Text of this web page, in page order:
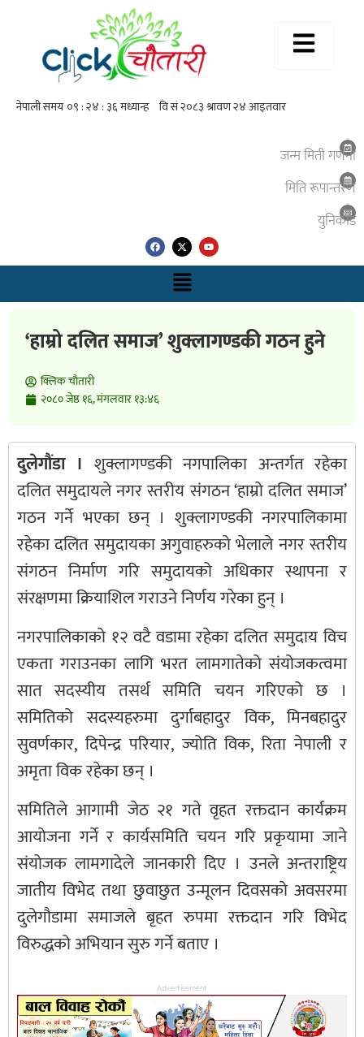
जन्म मिती गणना
मिति रूपान्तरण
युनिकाेड
‘हाम्रो दलित समाज’ शुक्लागण्डकी गठन हुने
क्लिक चाैतारी
२०८० जेष्ठ १६, मंगलवार १३:४६
दुलेगौंडा । शुक्लागण्डकी नगपालिका अन्तर्गत रहेका
दलित समुदायले नगर स्तरीय संगठन ‘हाम्रो दलित समाज’
गठन गर्ने भएका छन् । शुक्लागण्डकी नगरपालिकामा
रहेका दलित समुदायका अगुवाहरुको भेलाले नगर स्तरीय
संगठन निर्माण गरि समुदायको अधिकार स्थापना र
संरक्षणमा क्रियाशिल गराउने निर्णय गरेका हुन् ।
नगरपालिकाको १२ वटै वडामा रहेका दलित समुदाय विच
एकता गराउनका लागि भरत लामगातेको संयोजकत्वमा
सात सदस्यीय तसर्थ समिति चयन गरिएको छ ।
समितिको सदस्यहरुमा दुर्गाबहादुर विक, मिनबहादुर
सुवर्णकार, दिपेन्द्र परियार, ज्योति विक, रिता नेपाली र
अमृता विक रहेका छन् ।
समितिले आगामी जेठ २१ गते वृहत रक्तदान कार्यक्रम
आयोजना गर्ने र कार्यसमिति चयन गरि प्रकृयामा जाने
संयोजक लामगादेले जानकारी दिए । उनले अन्तराष्ट्रिय
जातीय विभेद तथा छुवाछुत उन्मूलन दिवसको अवसरमा
दुलेगौडामा समाजले बृहत रुपमा रक्तदान गरि विभेद
विरुद्धको अभियान सुरु गर्ने बताए ।
Advertisement